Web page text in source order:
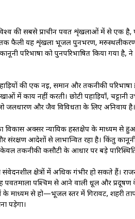
की सबसे प्राचीन पर्वत शृंखलाओं में से एक है,
तक फैली यह शृंखला भूजल पुनर्भरण,
परिभाषा को पुनर्परिभाषित किया गया
की एक नई, समान और तकनीकी
रेखाओं में कार्य नहीं करती। छोटी
जो जलधारण और जैव विविधता के लिए
विकास अक्सर न्यायिक हस्तक्षेप के माध्यम से हुआ
संरक्षण आदेशों से लाभान्वित रहा है। किंतु
तकनीकी कसौटी के आधार पर बड़े पारिस्थितिक
क्षेत्रों में अधिक गंभीर हो सकते हैं।
पश्चिम से आने वाली धूल और प्रदूषण
माध्यम से हो—भूजल स्तर में गिरावट, शहरी
पड़ेगा।